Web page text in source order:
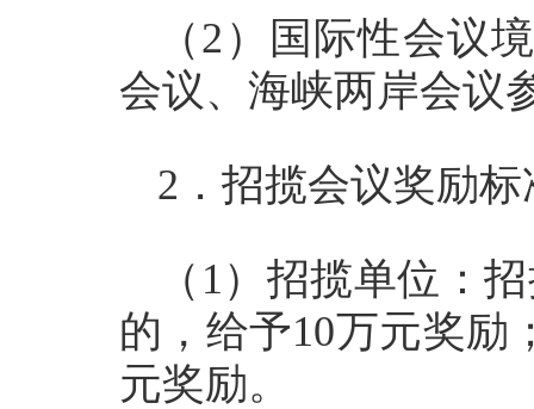
（2）国际性会议
会议、海峡两岸会议
2．招揽会议奖励标
（1）招揽单位：
的，给予10万元奖励
元奖励。